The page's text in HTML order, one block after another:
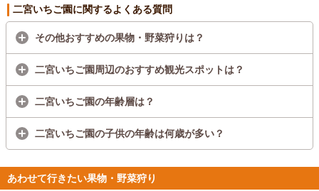
二宮いちご園に関するよくある質問
その他おすすめの果物・野菜狩りは？
二宮いちご園周辺のおすすめ観光スポットは？
二宮いちご園の年齢層は？
二宮いちご園の子供の年齢は何歳が多い？
あわせて行きたい果物・野菜狩り